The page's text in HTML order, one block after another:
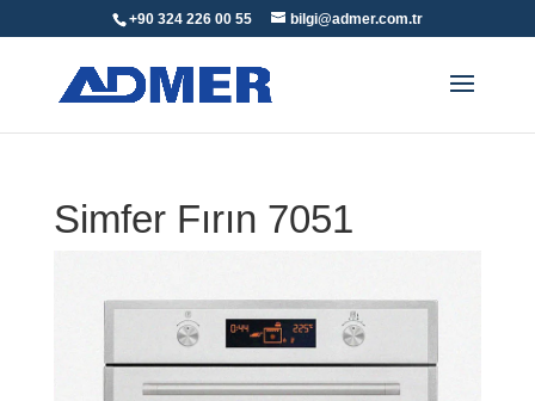
+90 324 226 00 55 bilgi@admer.com.tr
Simfer Fırın 7051